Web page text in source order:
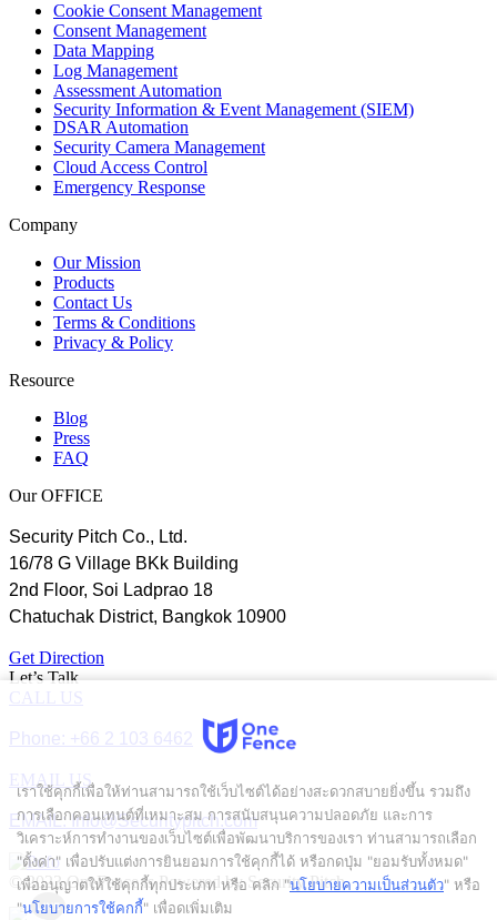
Cookie Consent Management
Consent Management
Data Mapping
Log Management
Assessment Automation
Security Information & Event Management (SIEM)
DSAR Automation
Security Camera Management
Cloud Access Control
Emergency Response
Company
Our Mission
Products
Contact Us
Terms & Conditions
Privacy & Policy
Resource
Blog
Press
FAQ
Our OFFICE
Security Pitch Co., Ltd.
16/78 G Village BKk Building
2nd Floor, Soi Ladprao 18
Chatuchak District, Bangkok 10900
Get Direction
Let’s Talk
CALL US
Phone: +66 2 103 6462
EMAIL US
EMAIL: Info@Securitypitch.com
© 2023 OneFence is Powered by Security Pitch.
เราใช้คุกกี้เพื่อให้ท่านสามารถใช้เว็บไซต์ได้อย่างสะดวกสบายยิ่งขึ้น รวมถึง
การเลือกคอนเทนต์ที่เหมาะสม การสนับสนุนความปลอดภัย และการ
วิเคราะห์การทำงานของเว็บไซต์เพื่อพัฒนาบริการของเรา ท่านสามารถเลือก
"ตั้งค่า" เพื่อปรับแต่งการยินยอมการใช้คุกกี้ได้ หรือกดปุ่ม "ยอมรับทั้งหมด"
เพื่ออนุญาตให้ใช้คุกกี้ทุกประเภท หรือ คลิก "นโยบายความเป็นส่วนตัว" หรือ
"นโยบายการใช้คุกกี้" เพื่อดูเพิ่มเติม